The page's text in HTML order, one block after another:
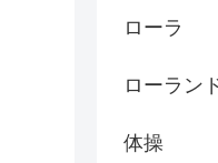
ローラ
ローラン
体操